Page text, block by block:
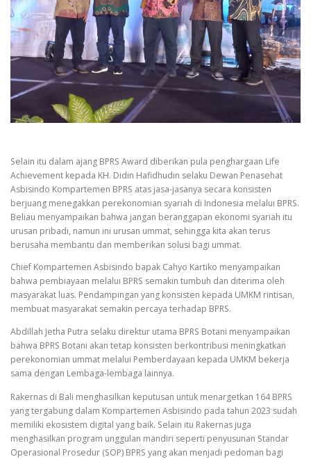
Selain itu dalam ajang BPRS Award diberikan pula penghargaan Life
Achievement kepada KH. Didin Hafidhudin selaku Dewan Penasehat
Asbisindo Kompartemen BPRS atas jasa-jasanya secara konsisten
berjuang menegakkan perekonomian syariah di Indonesia melalui BPRS.
Beliau menyampaikan bahwa jangan beranggapan ekonomi syariah itu
urusan pribadi, namun ini urusan ummat, sehingga kita akan terus
berusaha membantu dan memberikan solusi bagi ummat.
Chief Kompartemen Asbisindo bapak Cahyo Kartiko menyampaikan
bahwa pembiayaan melalui BPRS semakin tumbuh dan diterima oleh
masyarakat luas. Pendampingan yang konsisten kepada UMKM rintisan,
membuat masyarakat semakin percaya terhadap BPRS.
Abdillah Jetha Putra selaku direktur utama BPRS Botani menyampaikan
bahwa BPRS Botani akan tetap konsisten berkontribusi meningkatkan
perekonomian ummat melalui Pemberdayaan kepada UMKM bekerja
sama dengan Lembaga-lembaga lainnya.
Rakernas di Bali menghasilkan keputusan untuk menargetkan 164 BPRS
yang tergabung dalam Kompartemen Asbisindo pada tahun 2023 sudah
memiliki ekosistem digital yang baik. Selain itu Rakernas juga
menghasilkan program unggulan mandiri seperti penyusunan Standar
Operasional Prosedur (SOP) BPRS yang akan menjadi pedoman bagi